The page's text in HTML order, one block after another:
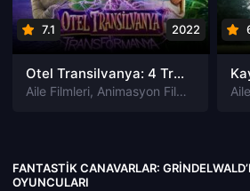
7.1 2022
Otel Transilvanya: 4 Transformanya izle
Aile Filmleri, Animasyon Filmleri
FANTASTIK CANAVARLAR:
OYUNCULARI